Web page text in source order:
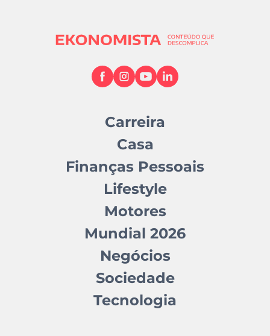
Carreira
Casa
Finanças Pessoais
Lifestyle
Motores
Mundial 2026
Negócios
Sociedade
Tecnologia